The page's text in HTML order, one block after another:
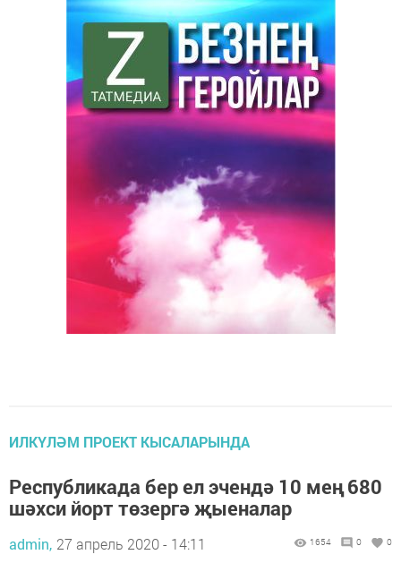
ИЛКҮЛӘМ ПРОЕКТ КЫСАЛАРЫНДА
Республикада бер ел эчендә 10 мең 680
шәхси йорт төзергә җыеналар
admin, 27 апрель 2020 - 14:11 1654 0 0